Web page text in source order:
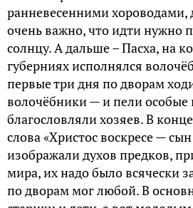
ранневесенними хороводами,
очень важно, что идти нужно
солнцу. А дальше – Пасха, на
губерниях исполнялся
первые три дня по дворам
волочёбники — и пели особые
благословляли хозяев. В
слова «Христос воскресе —
изображали духов предков,
мира, их надо было всячески
по дворам мог любой. В